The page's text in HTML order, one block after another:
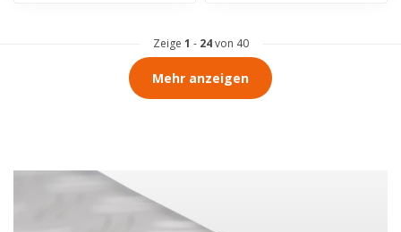
Zeige 1 - 24von 40
Mehr anzeigen